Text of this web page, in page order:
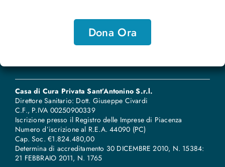
Dona Ora
Casa di Cura Privata Sant’Antonino S.r.l.
Direttore Sanitario: Dott. Giuseppe Civardi
C.F., P.IVA 00250900339
Iscrizione presso il Registro delle Imprese di Piacenza
Numero d’iscrizione al R.E.A. 44090 (PC)
Cap. Soc. €1.824.480,00
Determina di accreditamento 30 DICEMBRE 2010, N. 15384:
21 FEBBRAIO 2011, N. 1765